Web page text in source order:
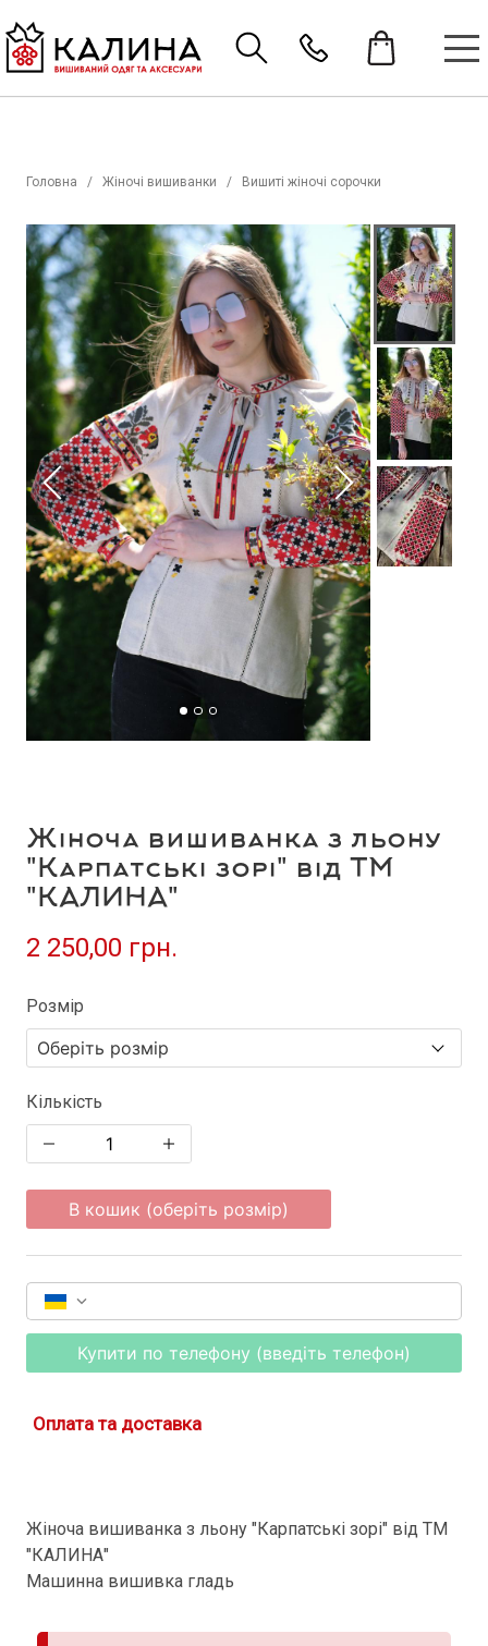
Головна Жіночі вишиванки Вишиті жіночі сорочки
Жіноча вишиванка з льону
"Карпатські зорі" від ТМ
"КАЛИНА"
2 250,00 грн.
Розмір
Кількість
В кошик (оберіть розмір)
Купити по телефону (введіть телефон)
Оплата та доставка
Жіноча вишиванка з льону "Карпатські зорі" від ТМ
"КАЛИНА"
Машинна вишивка гладь